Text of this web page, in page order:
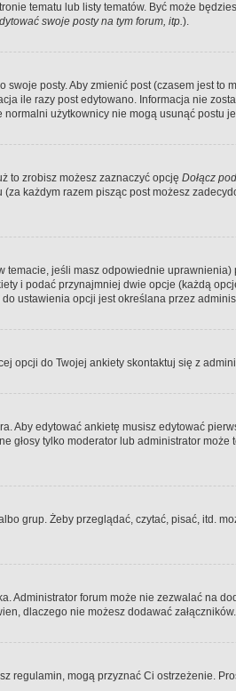
tematu lub listy tematów. Być może
swoje posty na tym forum, itp.).
posty. Aby zmienić post (czasem jest
ile razy post edytowano. Informacja nie
użytkownicy nie mogą usunąć postu
to zrobisz możesz zaznaczyć opcję Dołącz
każdym razem pisząc post możesz
temacie, jeśli masz odpowiednie
i podać przynajmniej dwie opcje (każdą
ustawienia opcji jest określana przez
opcji do Twojej ankiety skontaktuj się z
Aby edytować ankietę musisz edytować
głosy tylko moderator lub administrator
grup. Żeby przeglądać, czytać, pisać, itd.
Administrator forum może nie zezwalać na
dlaczego nie możesz dodawać załączników.
regulamin, mogą przyznać Ci ostrzeżenie.